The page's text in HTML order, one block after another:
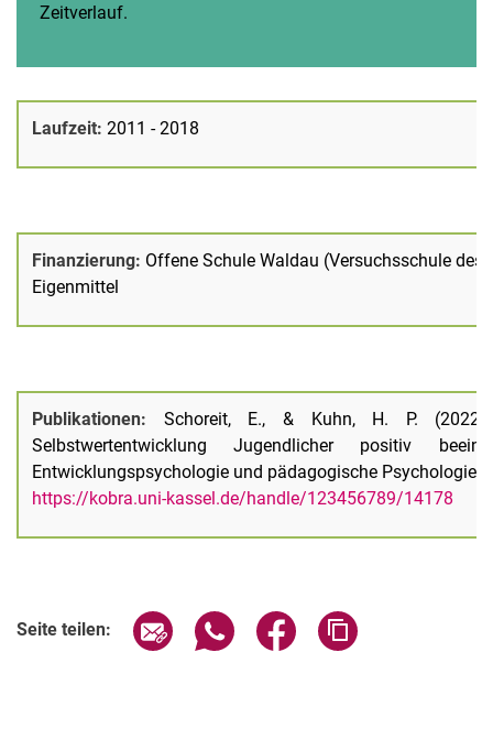
Zeitverlauf.
Laufzeit: 2011 - 2018
Finanzierung: Offene Schule Waldau (Versuchsschule des
Eigenmittel
Publikationen: Schoreit, E., & Kuhn, H. P.
Selbstwertentwicklung Jugendlicher positiv
Entwicklungspsychologie und pädagogische Psychologie,
https://kobra.uni-kassel.de/handle/123456789/14178
Seite teilen: Seite über E-Mail teilen
Seite über WhatsApp teilen
Seite über Facebook